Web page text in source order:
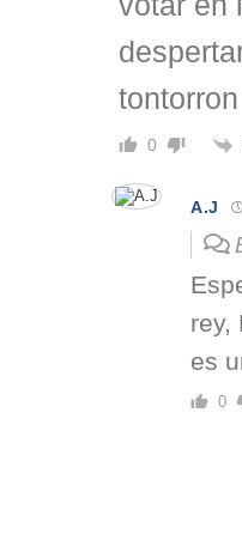
0
A.J
rey,
es
0